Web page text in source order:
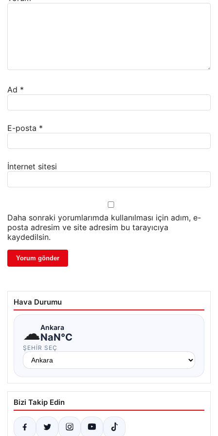
Ad *
E-posta *
İnternet sitesi
Daha sonraki yorumlarımda kullanılması için adım, e-
posta adresim ve site adresim bu tarayıcıya
kaydedilsin.
Hava Durumu
☁Ankara
NaN°C
ŞEHIR SEÇ
Bizi Takip Edin